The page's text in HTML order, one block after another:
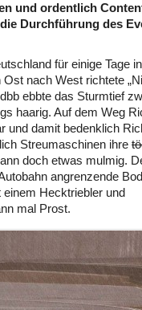
und ordentlich
Durchführung des
für einige Tage
nach West richtete
ebbte das Sturmtief
haarig. Auf dem Weg
und damit bedenklich
Streumaschinen ihre
doch etwas mulmig.
angrenzende
Hecktriebler und
mal Prost.